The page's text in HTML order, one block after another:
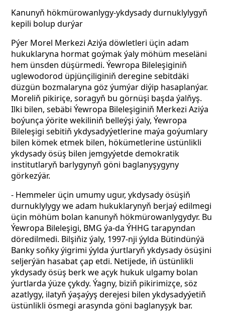
Kanunyň hökmürowanlygy-ykdysady durnuklylygyň
kepili bolup durýar
Pýer Morel Merkezi Aziýa döwletleri üçin adam
hukuklaryna hormat goýmak ýaly möhüm meseläni
hem ünsden düşürmedi.Ýewropa Bileleşiginiň
uglewodorod üpjünçiliginiň deregine sebitdäki
düzgün bozmalaryna göz ýumýar diýip hasaplanýar.
Moreliň pikiriçe, soragyň bu görnüşi başda ýalňyş.
Ilki bilen, sebäbi Ýewropa Bileleşiginiň Merkezi Aziýa
boýunça ýörite wekiliniň belleýşi ýaly, Ýewropa
Bileleşigi sebitiň ykdysadyýetlerine maýa goýumlary
bilen kömek etmek bilen, hökümetlerine üstünlikli
ykdysady ösüş bilen jemgyýetde demokratik
institutlaryň barlygynyň göni baglanyşygyny
görkezýär.
- Hemmeler üçin umumy ugur, ykdysady ösüşiň
durnuklylygy we adam hukuklarynyň berjaý edilmegi
üçin möhüm bolan kanunyň hökmürowanlygydyr. Bu
Ýewropa Bileleşigi, BMG ýa-da ÝHHG tarapyndan
döredilmedi. Bilşiňiz ýaly, 1997-nji ýylda Bütindünýä
Banky soňky ýigrimi ýylda ýurtlaryň ykdysady ösüşini
seljerýän hasabat çap etdi. Netijede, iň üstünlikli
ykdysady ösüş berk we açyk hukuk ulgamy bolan
ýurtlarda ýüze çykdy. Ýagny, biziň pikirimizçe, söz
azatlygy, ilatyň ýaşaýyş derejesi bilen ykdysadyýetiň
üstünlikli ösmegi arasynda göni baglanyşyk bar.